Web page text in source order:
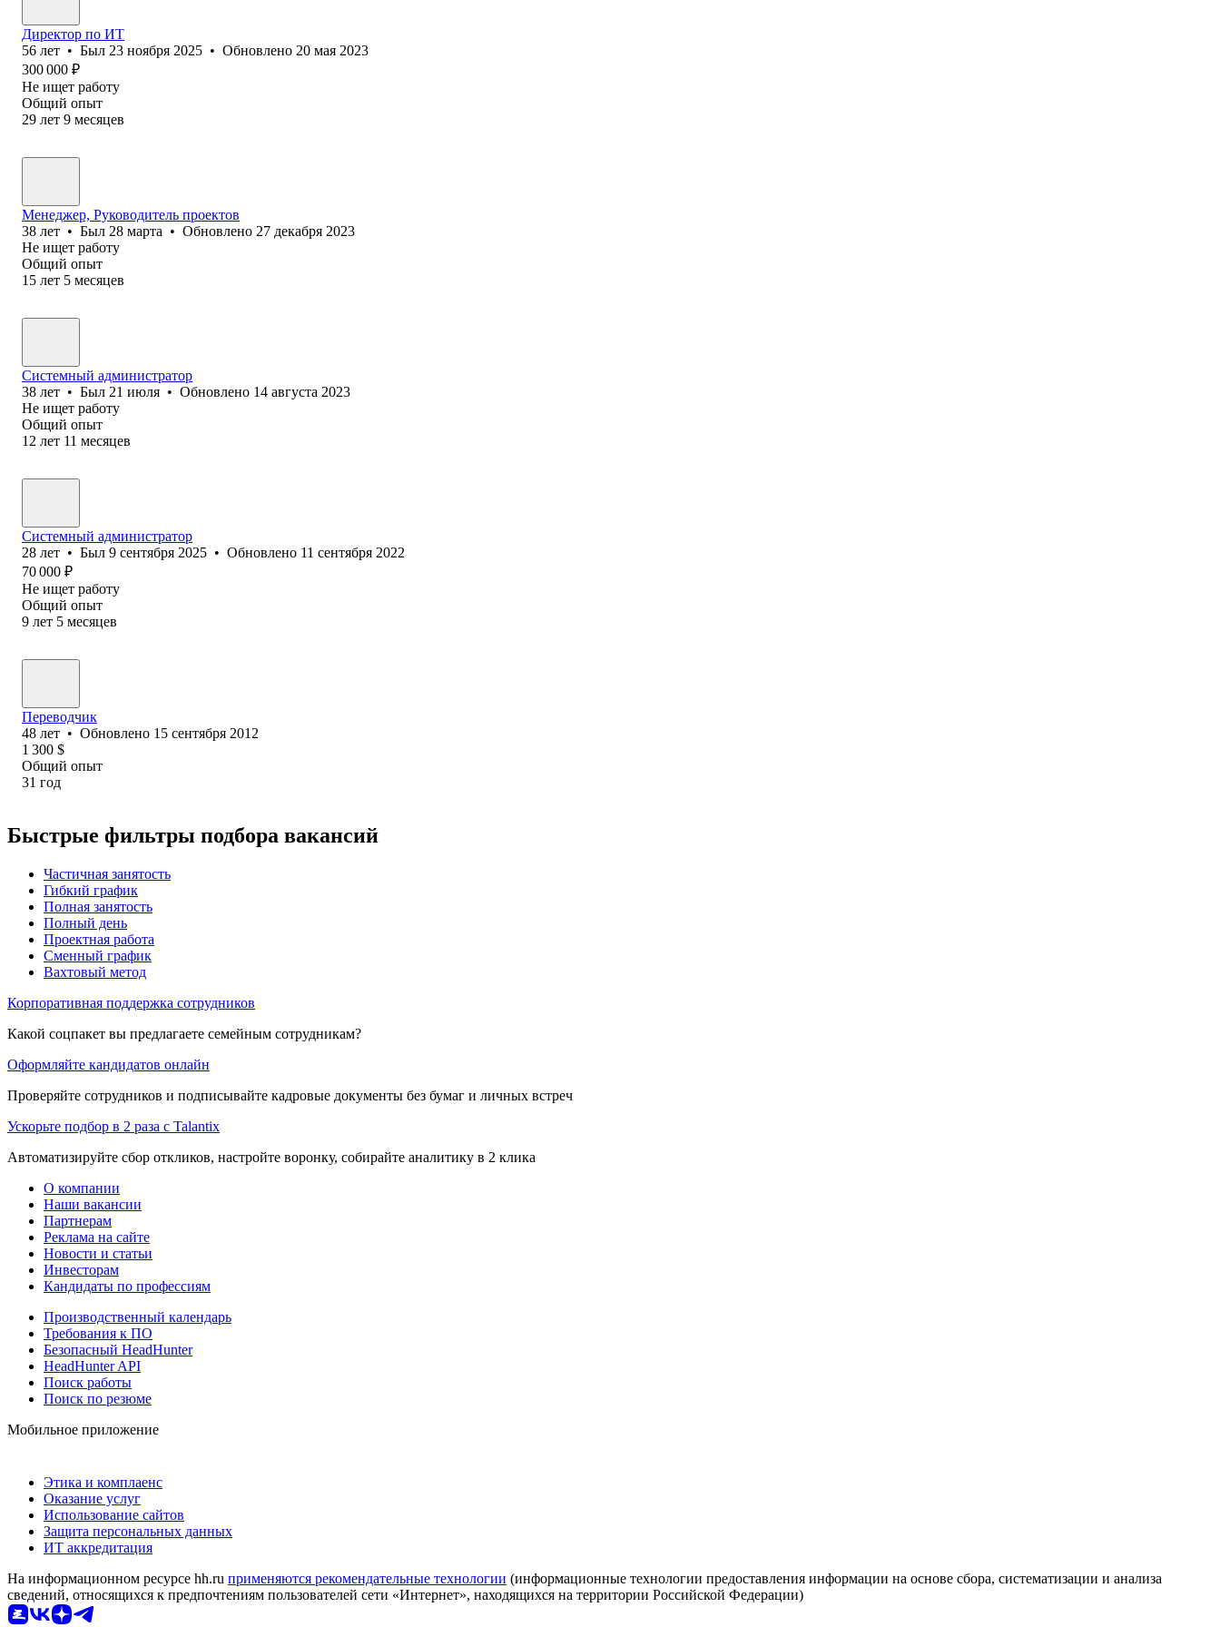
Директор по ИТ
56 лет • Был 23 ноября 2025 • Обновлено 20 мая 2023
300 000 ₽
Не ищет работу
Общий опыт
29 лет 9 месяцев
Менеджер, Руководитель проектов
38 лет • Был 28 марта • Обновлено 27 декабря 2023
Не ищет работу
Общий опыт
15 лет 5 месяцев
Системный администратор
38 лет • Был 21 июля • Обновлено 14 августа 2023
Не ищет работу
Общий опыт
12 лет 11 месяцев
Системный администратор
28 лет • Был 9 сентября 2025 • Обновлено 11 сентября 2022
70 000 ₽
Не ищет работу
Общий опыт
9 лет 5 месяцев
Переводчик
48 лет • Обновлено 15 сентября 2012
1 300 $
Общий опыт
31 год
Быстрые фильтры подбора вакансий
Частичная занятость
Гибкий график
Полная занятость
Полный день
Проектная работа
Сменный график
Вахтовый метод
Корпоративная поддержка сотрудников
Какой соцпакет вы предлагаете семейным сотрудникам?
Оформляйте кандидатов онлайн
Проверяйте сотрудников и подписывайте кадровые документы без бумаг и личных встреч
Ускорьте подбор в 2 раза с Talantix
Автоматизируйте сбор откликов, настройте воронку, собирайте аналитику в 2 клика
О компании
Наши вакансии
Партнерам
Реклама на сайте
Новости и статьи
Инвесторам
Кандидаты по профессиям
Производственный календарь
Требования к ПО
Безопасный HeadHunter
HeadHunter API
Поиск работы
Поиск по резюме
Мобильное приложение
Этика и комплаенс
Оказание услуг
Использование сайтов
Защита персональных данных
ИТ аккредитация
На информационном ресурсе hh.ru применяются рекомендательные технологии (информационные технологии предоставления информации на основе сбора, систематизации и анализа
сведений, относящихся к предпочтениям пользователей сети «Интернет», находящихся на территории Российской Федерации)